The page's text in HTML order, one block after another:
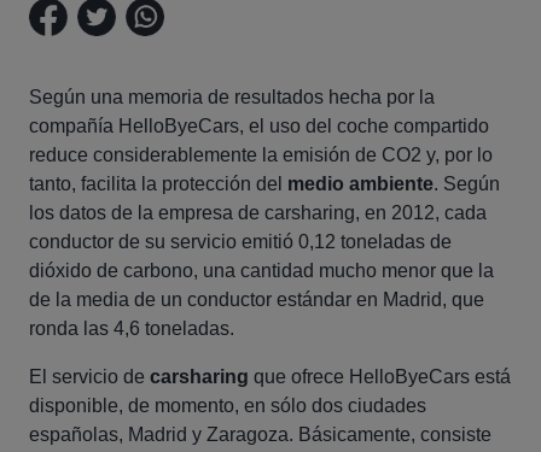
Según una memoria de resultados hecha por la
compañía HelloByeCars, el uso del coche compartido
reduce considerablemente la emisión de CO2 y, por lo
tanto, facilita la protección del medio ambiente. Según
los datos de la empresa de carsharing, en 2012, cada
conductor de su servicio emitió 0,12 toneladas de
dióxido de carbono, una cantidad mucho menor que la
de la media de un conductor estándar en Madrid, que
ronda las 4,6 toneladas.
El servicio de carsharing que ofrece HelloByeCars está
disponible, de momento, en sólo dos ciudades
españolas, Madrid y Zaragoza. Básicamente, consiste